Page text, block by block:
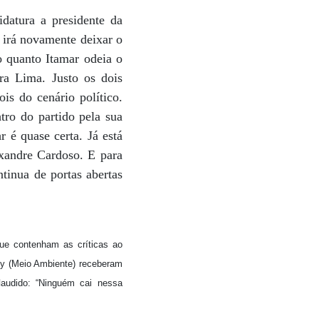
a presidente da
irá novamente deixar o
Itamar odeia o
Lima. Justo os dois
do cenário político.
do partido pela sua
é quase certa. Já está
Cardoso. E para
de portas abertas
contenham as críticas ao
(Meio Ambiente) receberam
“Ninguém cai nessa